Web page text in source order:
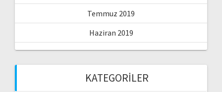
Temmuz 2019
Haziran 2019
KATEGORILER